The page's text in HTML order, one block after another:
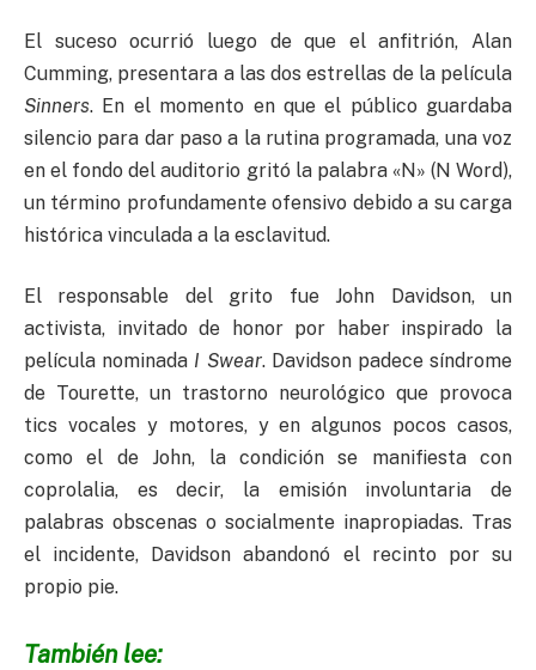
El suceso ocurrió luego de que el anfitrión, Alan
Cumming, presentara a las dos estrellas de la película
Sinners. En el momento en que el público guardaba
silencio para dar paso a la rutina programada, una voz
en el fondo del auditorio gritó la palabra «N» (N Word),
un término profundamente ofensivo debido a su carga
histórica vinculada a la esclavitud.
El responsable del grito fue John Davidson, un
activista, invitado de honor por haber inspirado la
película nominada I Swear. Davidson padece síndrome
de Tourette, un trastorno neurológico que provoca
tics vocales y motores, y en algunos pocos casos,
como el de John, la condición se manifiesta con
coprolalia, es decir, la emisión involuntaria de
palabras obscenas o socialmente inapropiadas. Tras
el incidente, Davidson abandonó el recinto por su
propio pie.
También lee: